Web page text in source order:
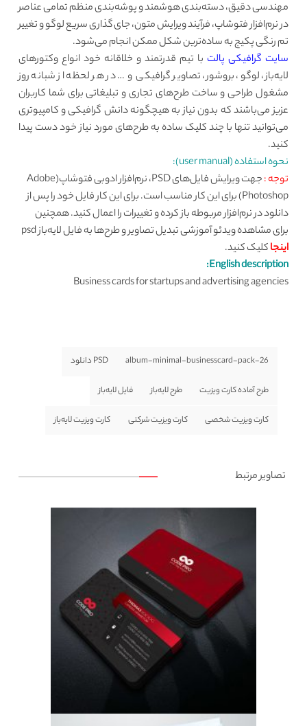
مهندسی دقیق، دسته‌بندی هوشمند و پوشه‌بندی منظم تمامی عناصر
در نرم‌افزار فتوشاپ، فرآیند ویرایش متون، جای‌گذاری سریع لوگو و تغییر
تم رنگی پکیج به ساده‌ترین شکل ممکن انجام می‌شود.
سایت گرافیکی پالتبا تیم قدرتمند و خلاقانه خود انواع وکتورهای
لایه‌باز، لوگو، بروشور، تصاویر گرافیکی و … در هر لحظه از شبانه روز
مشغول طراحی و ساخت طرح‌های تجاری و تبلیغاتی برای شما کاربران
عزیز می‌باشند که بدون نیاز به هیچگونه دانش گرافیکی و کامپیوتری
می‌توانید تنها با چند کلیک ساده به طرح‌های مورد نیاز خود دست پیدا
کنید.
نحوه استفاده (user manual):
توجه :
جهت ویرایش فایل‌های PSD، نرم‌افزار ادوبی فتوشاپ(Adobe
Photoshop) برای این کار مناسب است. برای این کار فایل خود را پس از
دانلود در نرم‌افزار مربوطه باز کرده و تغییرات را اعمال کنید. همچنین
برای مشاهده ویدئو آموزشی تبدیل تصاویر و طرح‌ها به فایل لایه‌باز psd
اینجاکلیک کنید.
English description:
Business cards for startups and advertising agencies
album-minimal-businesscard-pack-26 PSD دانلود
طرح آماده کارت ویزیت طرح لایه‌باز فایل لایه‌باز
کارت ویزیت شخصی کارت ویزیت شرکتی کارت ویزیت لایه‌باز
تصاویر مرتبط